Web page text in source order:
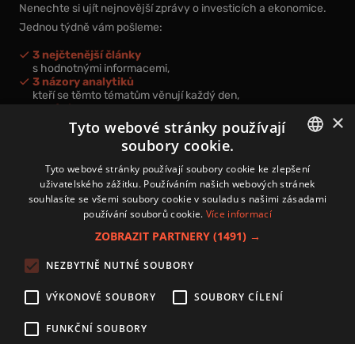
Nenechte si ujít nejnovější zprávy o investicích a ekonomice.
Jednou týdně vám pošleme:
3 nejčtenější články
s hodnotnými informacemi,
3 názory analytiků
kteří se těmto tématům věnují každý den,
nová videa a podcasty
k prohloubení vašich znalostí.
Přihlášením k newsletteru vyjadřujete svůj souhlas spodmínkami
zpracování osobních údajů.
Zásady používání souborů cookies
Autoři
Nastavení cookies
CZECH
×
Tyto webové stránky používají
soubory cookie.
Tyto webové stránky používají soubory cookie ke zlepšení
uživatelského zážitku. Používáním našich webových stránek
souhlasíte se všemi soubory cookie v souladu s našimi zásadami
používání souborů cookie. Více informací
ZOBRAZIT PARTNERY (1491) →
NEZBYTNĚ NUTNÉ SOUBORY
VÝKONOVÉ SOUBORY SOUBORY CÍLENÍ
FUNKČNÍ SOUBORY